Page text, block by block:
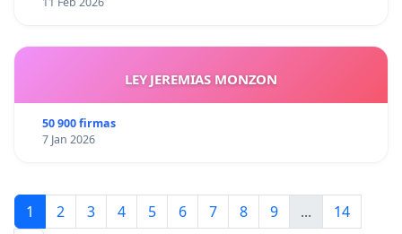
LEY JEREMIAS MONZON
50 900 firmas
7 Jan 2026
1 2 3 4 5 6 7 8 9 ...
14